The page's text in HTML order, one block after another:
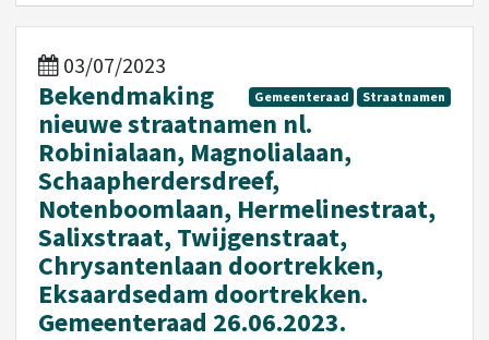
03/07/2023
Gemeenteraad Straatnamen
Bekendmaking
nieuwe straatnamen nl.
Robinialaan, Magnolialaan,
Schaapherdersdreef,
Notenboomlaan, Hermelinestraat,
Salixstraat, Twijgenstraat,
Chrysantenlaan doortrekken,
Eksaardsedam doortrekken.
Gemeenteraad 26.06.2023.